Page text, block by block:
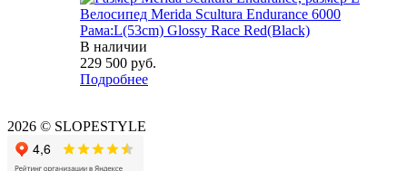
Велосипед Merida Scultura Endurance 6000
Рама:L(53cm) Glossy Race Red(Black)
В наличии
229 500 руб.
Подробнее
2026 © SLOPESTYLE